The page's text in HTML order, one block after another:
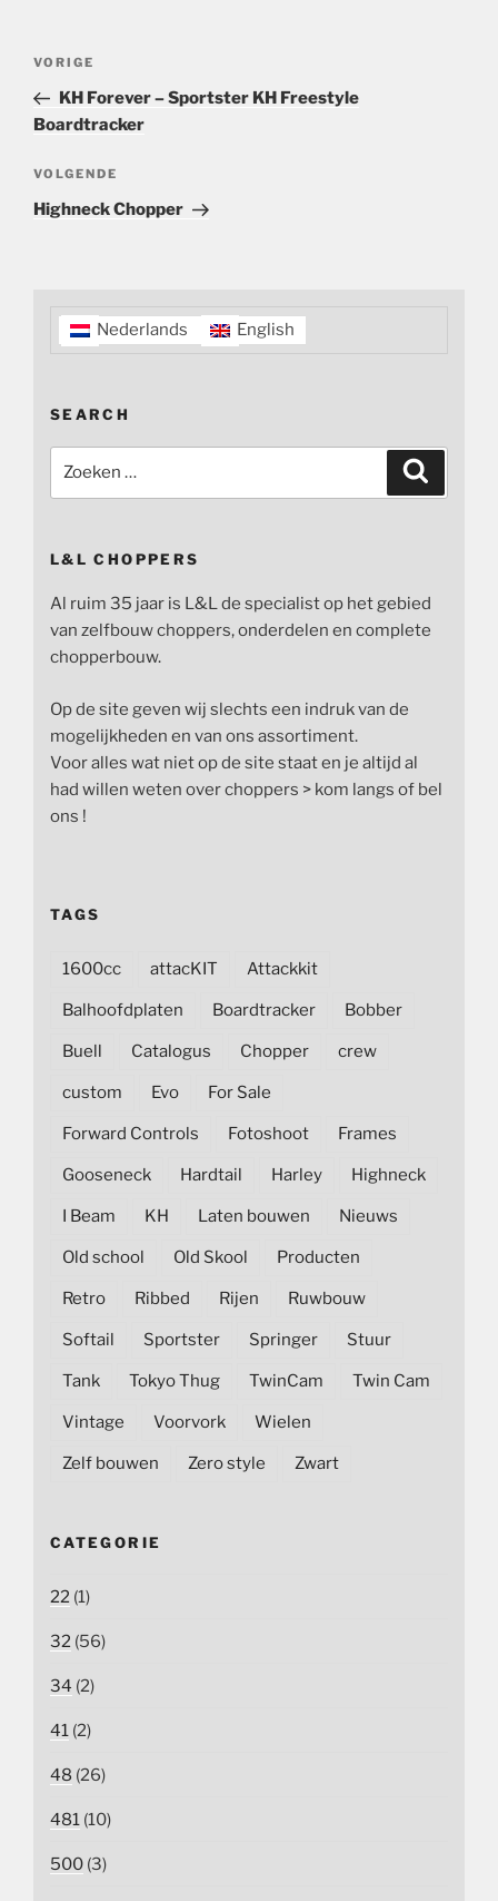
Bericht
Vorig
bericht
VORIGE
KH Forever – Sportster KH Freestyle
Boardtracker
Volgend
bericht
VOLGENDE
Highneck Chopper
Nederlands English
SEARCH
naar:
L&L CHOPPERS
Al ruim 35 jaar is L&L de specialist op het gebied
van zelfbouw choppers, onderdelen en complete
chopperbouw.
Op de site geven wij slechts een indruk van de
mogelijkheden en van ons assortiment.
Voor alles wat niet op de site staat en je altijd al
had willen weten over choppers > kom langs of bel
ons !
TAGS
1600cc attacKIT Attackkit
Balhoofdplaten Boardtracker Bobber
Buell Catalogus Chopper crew
custom Evo For Sale
Forward Controls Fotoshoot Frames
Gooseneck Hardtail Harley Highneck
I Beam KH Laten bouwen Nieuws
Old school Old Skool Producten
Retro Ribbed Rijen Ruwbouw
Softail Sportster Springer Stuur
Tank Tokyo Thug TwinCam Twin Cam
Vintage Voorvork Wielen
Zelf bouwen Zero style Zwart
CATEGORIE
22 (1)
32 (56)
34 (2)
41 (2)
48 (26)
481 (10)
500 (3)